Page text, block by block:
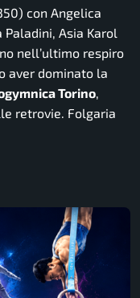
con Angelica
Asia Karol
nell’ultimo respiro
aver dominato la
Torino,
retrovie. Folgaria